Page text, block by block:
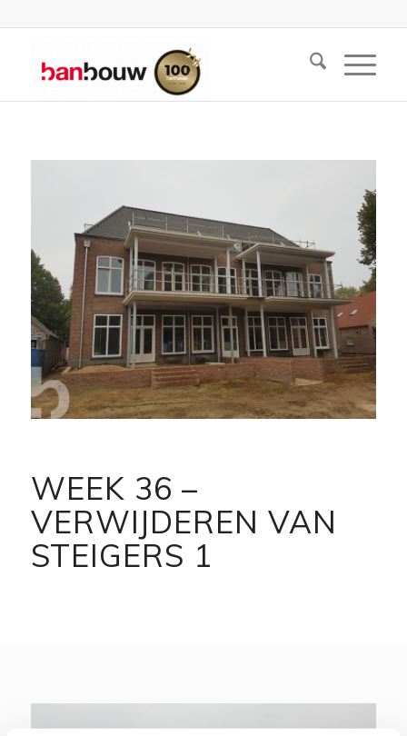
WEEK 36 –
VERWIJDEREN VAN
STEIGERS 1